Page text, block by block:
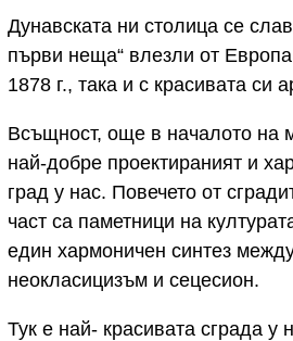
Дунавската ни столица се
първи неща“ влезли от
1878 г., така и с красивата си
Всъщност, още в началото на
най-добре проектираният и
град у нас. Повечето от
част са паметници на
един хармоничен синтез
неокласицизъм и сецесион.
Тук е най- красивата сграда у